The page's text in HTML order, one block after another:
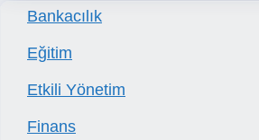
Bankacılık
Eğitim
Etkili Yönetim
Finans